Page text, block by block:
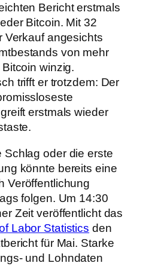
Bericht erstmals
Bitcoin. Mit 32
Verkauf angesichts
von mehr
winzig.
trifft er trotzdem: Der
erstmals wieder
Schlag oder die erste
könnte bereits eine
Veröffentlichung
folgen. Um 14:30
Zeit veröffentlicht das
Labor Statistics den
für Mai. Starke
und Lohndaten